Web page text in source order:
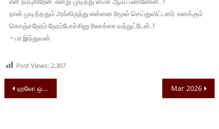
நான் முடித்ததும் அங்கிருந்து என்னை ரிமூவ் செய்துவிட்டனர். எனக்கும்
கொஞ்சநேரம் நேரம்போச்சினு ரிலாக்ஸா வந்துட்டேன்..!
– பா இந்துவன்
Post Views: 2,307
ஹலோ ஒரு நிமிடம்… Mar 2026